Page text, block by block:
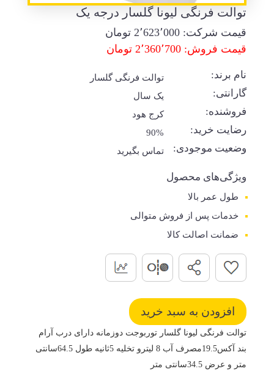
توالت فرنگی لیونا گلسار درجه یک
قیمت شرکت: 2٬623٬000 تومان
قیمت فروش: 2٬360٬700 تومان
نام برند: توالت فرنگی گلسار
گارانتی: یک سال
فروشنده: کرج هود
رضایت خرید: 90%
وضعیت موجودی: تماس بگیرید
ویژگی‌های محصول
طول عمر بالا
خدمات پس از فروش متوالی
ضمانت اصالت کالا
توالت فرنگی لیونا گلسار توربوجت دوزمانه دارای درب آرام
بند آکس19.5مصرف آب 8 لیترو تخلیه 5ثانیه طول 64.5سانتی
متر و عرض 34.5سانتی متر